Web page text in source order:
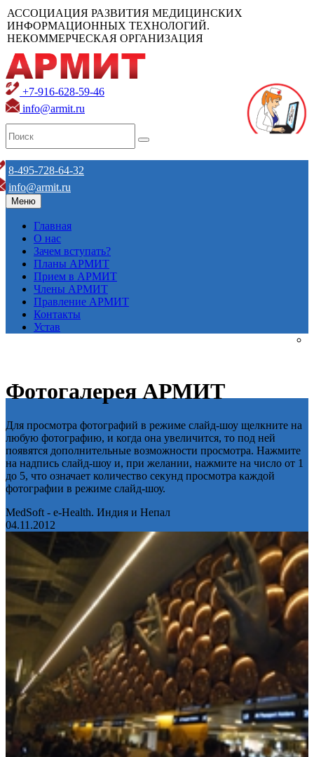
АССОЦИАЦИЯ РАЗВИТИЯ МЕДИЦИНСКИХ
ИНФОРМАЦИОННЫХ ТЕХНОЛОГИЙ.
НЕКОММЕРЧЕСКАЯ ОРГАНИЗАЦИЯ
+7-916-628-59-46
info@armit.ru
8-495-728-64-32
info@armit.ru
Меню
Главная
О нас
Зачем вступать?
Планы АРМИТ
Прием в АРМИТ
Члены АРМИТ
Правление АРМИТ
Контакты
Устав
Фотогалерея АРМИТ
Для просмотра фотографий в режиме слайд-шоу щелкните на
любую фотографию, и когда она увеличится, то под ней
появятся дополнительные возможности просмотра. Нажмите
на надпись слайд-шоу и, при желании, нажмите на число от 1
до 5, что означает количество секунд просмотра каждой
фотографии в режиме слайд-шоу.
MedSoft - e-Health. Индия и Непал
04.11.2012